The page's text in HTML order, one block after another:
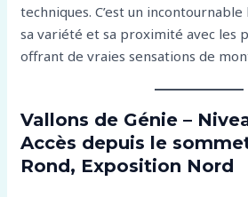
techniques. C’est un
sa variété et sa proximité avec les
offrant de vraies sensations de
Vallons de Génie –
Accès depuis le
Rond, Exposition Nord